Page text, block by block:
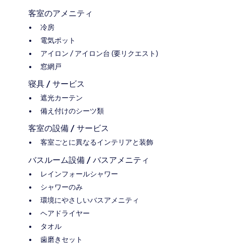
客室のアメニティ
冷房
電気ポット
アイロン / アイロン台 (要リクエスト)
窓網戸
寝具 / サービス
遮光カーテン
備え付けのシーツ類
客室の設備 / サービス
客室ごとに異なるインテリアと装飾
バスルーム設備 / バスアメニティ
レインフォールシャワー
シャワーのみ
環境にやさしいバスアメニティ
ヘアドライヤー
タオル
歯磨きセット